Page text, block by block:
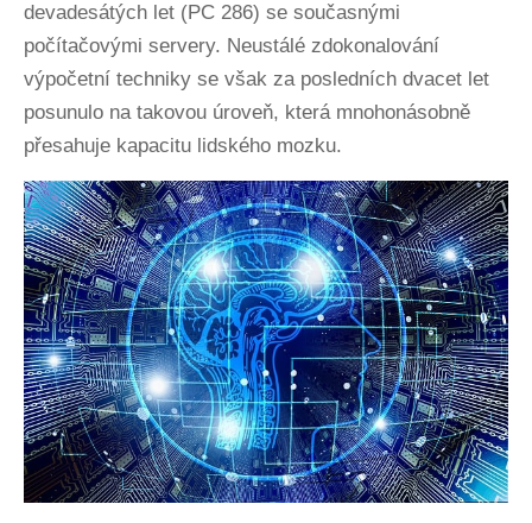
devadesátých let (PC 286) se současnými
počítačovými servery. Neustálé zdokonalování
výpočetní techniky se však za posledních dvacet let
posunulo na takovou úroveň, která mnohonásobně
přesahuje kapacitu lidského mozku.